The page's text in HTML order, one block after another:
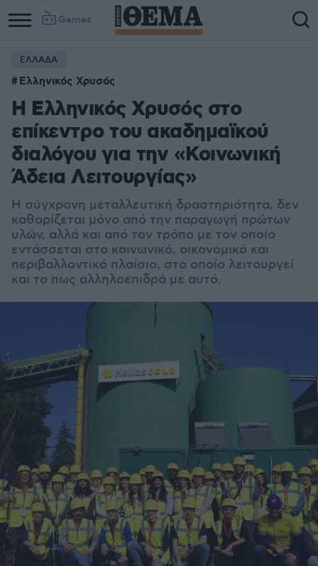
Games
ΕΛΛΑΔΑ
Ελληνικός Χρυσός
Η Ελληνικός Χρυσός στο
επίκεντρο του ακαδημαϊκού
διαλόγου για την «Κοινωνική
Άδεια Λειτουργίας»
Η σύγχρονη μεταλλευτική δραστηριότητα, δεν
καθορίζεται μόνο από την παραγωγή πρώτων
υλών, αλλά και από τον τρόπο με τον οποίο
εντάσσεται στο κοινωνικό, οικονομικό και
περιβαλλοντικό πλαίσιο, στο οποίο λειτουργεί
και το πως αλληλοεπιδρά με αυτό.